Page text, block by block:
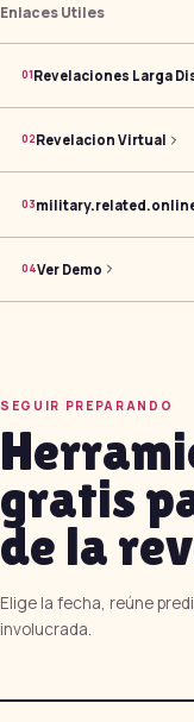
Enlaces Utiles
01Revelaciones Larga
02Revelacion Virtual
03
04Ver Demo
SEGUIR PREPARANDO
gratis
de la
Elige la fecha, reúne
involucrada.